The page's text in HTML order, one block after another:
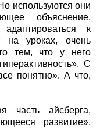
используются они
объяснение.
к
на уроках, очень
тем, что у него
С
понятно». А что,
часть айсберга,
развитие».